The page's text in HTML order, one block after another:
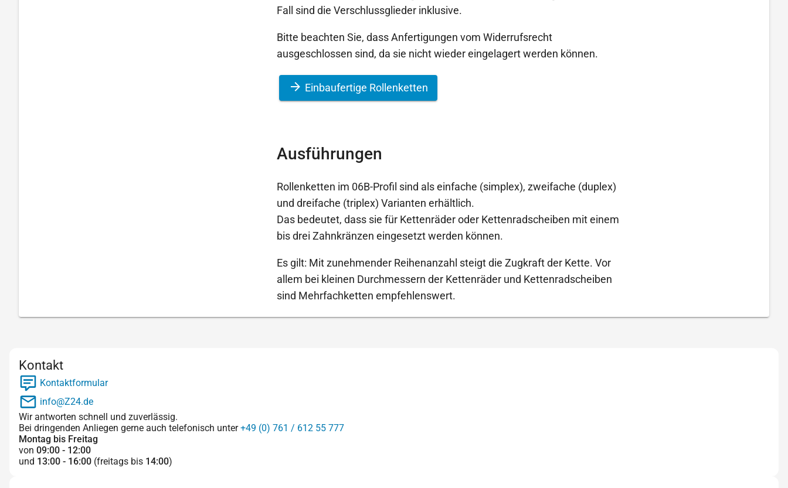
Fall sind die Verschlussglieder inklusive.
Bitte beachten Sie, dass Anfertigungen vom Widerrufsrecht
ausgeschlossen sind, da sie nicht wieder eingelagert werden können.
Einbaufertige Rollenketten
Ausführungen
Rollenketten im 06B-Profil sind als einfache (simplex), zweifache (duplex)
und dreifache (triplex) Varianten erhältlich.
Das bedeutet, dass sie für Kettenräder oder Kettenradscheiben mit einem
bis drei Zahnkränzen eingesetzt werden können.
Es gilt: Mit zunehmender Reihenanzahl steigt die Zugkraft der Kette. Vor
allem bei kleinen Durchmessern der Kettenräder und Kettenradscheiben
sind Mehrfachketten empfehlenswert.
Kontakt
Kontaktformular
info@Z24.de
Wir antworten schnell und zuverlässig.
Bei dringenden Anliegen gerne auch telefonisch unter+49 (0) 761 / 612 55 777
Montag bis Freitag
von 09:00 - 12:00
und 13:00 - 16:00 (freitags bis 14:00)